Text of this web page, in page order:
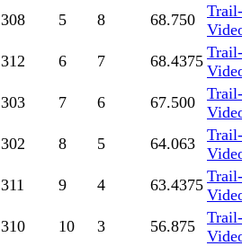
308 5 8 68.750
Trail-
312 6 7 68.4375 Trail-
303 7 6 67.500
Trail-
302 8 5 64.063
Trail-
311 9 4 63.4375 Trail-
310 10 3 56.875
Trail-